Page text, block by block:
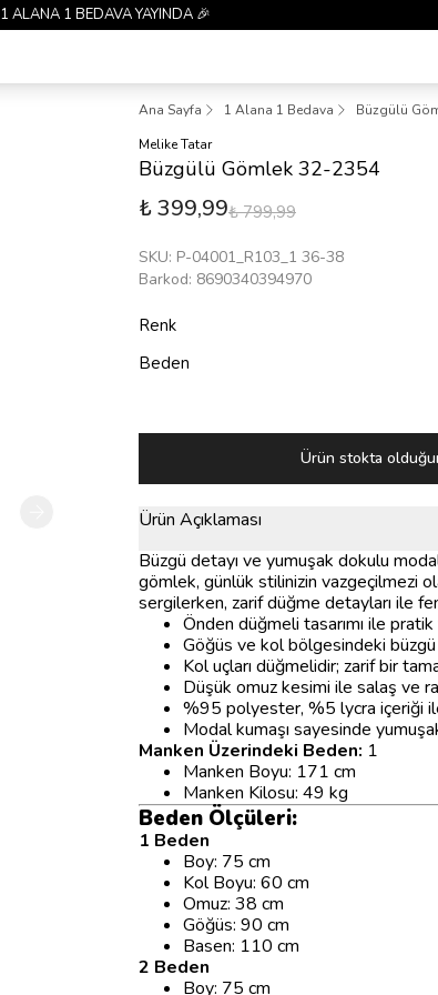
1 ALANA 1 BEDAVA YAYINDA 🎉
Ana Sayfa 1 Alana 1 Bedava
Büzgülü
Melike Tatar
Büzgülü Gömlek 32-2354
₺ 399,99₺ 799,99
SKU: P-04001_R103_1 36-38
Barkod: 8690340394970
Renk
Beden
Ürün stokta
Ürün Açıklaması
Büzgü detayı ve yumuşak dokulu
gömlek, günlük stilinizin vazgeçilmezi
sergilerken, zarif düğme detayları ile
Önden düğmeli tasarımı ile
Göğüs ve kol bölgesindeki
Kol uçları düğmelidir; zarif bir
Düşük omuz kesimi ile salaş ve
%95 polyester, %5 lycra içeriği
Modal kumaşı sayesinde
Manken Üzerindeki Beden: 1
Manken Boyu: 171 cm
Manken Kilosu: 49 kg
Beden Ölçüleri:
1 Beden
Boy: 75 cm
Kol Boyu: 60 cm
Omuz: 38 cm
Göğüs: 90 cm
Basen: 110 cm
2 Beden
Boy: 75 cm